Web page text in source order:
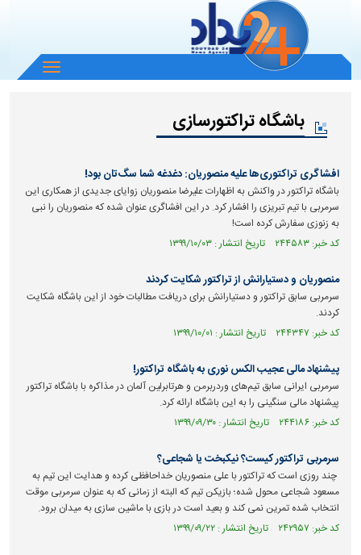
باز
و
باشگاه تراکتورسازی
افشاگری تراکتوری‌ها علیه منصوریان: دغدغه شما سگ‌تان بود!
باشگاه تراکتور در واکنش به اظهارات علیرضا منصوریان زوایای جدیدی از همکاری این
سرمربی با تیم تبریزی را افشار کرد. در این افشاگری عنوان شده که منصوریان را نبی
به زنوزی سفارش کرده است!
کد خبر: ۲۴۴۵۸۳ تاریخ انتشار : ۱۳۹۹/۱۰/۰۳
منصوریان و دستیارانش از تراکتور شکایت کردند
سرمربی سابق تراکتور و دستیارانش برای دریافت مطالبات خود از این باشگاه شکایت
کردند.
کد خبر: ۲۴۴۳۴۷ تاریخ انتشار : ۱۳۹۹/۱۰/۰۱
پیشنهاد مالی عجیب الکس نوری به باشگاه تراکتور!
سرمربی ایرانی سابق تیم‌های وردربرمن و هرتابرلین آلمان در مذاکره با باشگاه تراکتور
پیشنهاد مالی سنگینی را به این باشگاه ارائه کرد.
کد خبر: ۲۴۴۱۸۶ تاریخ انتشار : ۱۳۹۹/۰۹/۳۰
سرمربی تراکتور کیست؟ نیکبخت یا شجاعی؟
چند روزی است که تراکتور با علی منصوریان خداحافظی کرده و هدایت این تیم به
مسعود شجاعی محول شده؛ بازیکن تیم که البته از زمانی که به عنوان سرمربی موقت
انتخاب شده تمرین نمی کند و بعید است در بازی با ماشین سازی به میدان برود.
کد خبر: ۲۴۲۹۵۷ تاریخ انتشار : ۱۳۹۹/۰۹/۲۲